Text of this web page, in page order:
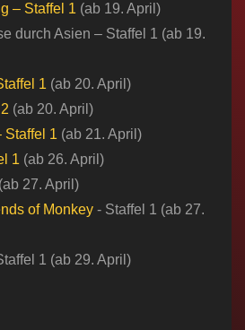
– Staffel 1 (ab 19. April)
durch Asien – Staffel 1 (ab 19.
1 (ab 20. April)
(ab 20. April)
Staffel 1 (ab 21. April)
1 (ab 26. April)
(ab 27. April)
of Monkey​​ ​- Staffel 1 (ab 27.
1 (ab 29. April)​​